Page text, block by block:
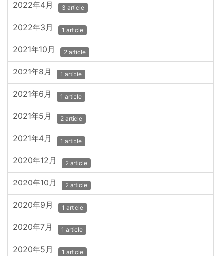
2022年4月 3 article
2022年3月 1 article
2021年10月 2 article
2021年8月 1 article
2021年6月 1 article
2021年5月 2 article
2021年4月 1 article
2020年12月 2 article
2020年10月 2 article
2020年9月 1 article
2020年7月 1 article
2020年5月 1 article